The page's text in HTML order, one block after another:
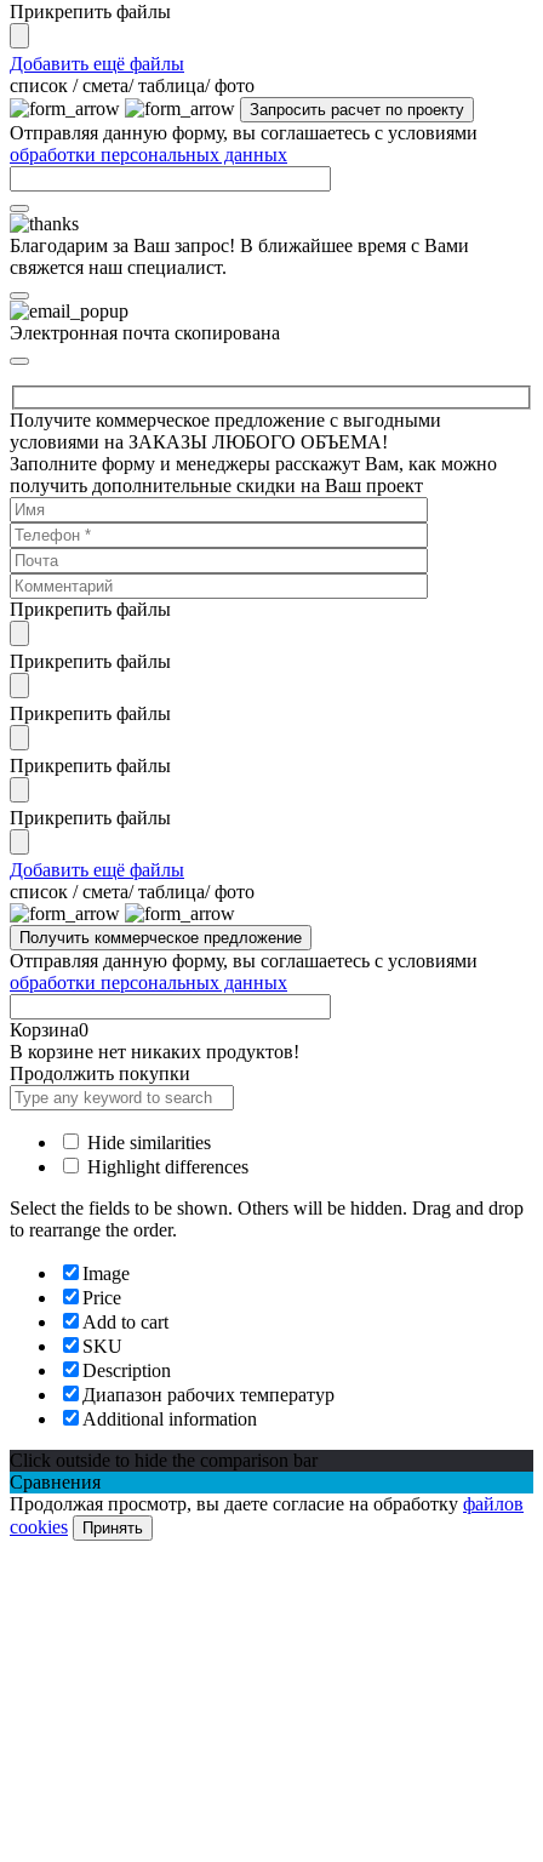
Прикрепить файлы
Добавить ещё файлы
cписок / смета/ таблица/ фото
Отправляя данную форму, вы соглашаетесь с условиями
обработки персональных данных
Благодарим за Ваш запрос! В ближайшее время с Вами
свяжется наш специалист.
Электронная почта скопирована
Получите коммерческое предложение с выгодными
условиями на ЗАКАЗЫ ЛЮБОГО ОБЪЕМА!
Заполните форму и менеджеры расскажут Вам, как можно
получить дополнительные скидки на Ваш проект
Прикрепить файлы
Прикрепить файлы
Прикрепить файлы
Прикрепить файлы
Прикрепить файлы
Добавить ещё файлы
cписок / смета/ таблица/ фото
Отправляя данную форму, вы соглашаетесь с условиями
обработки персональных данных
Корзина0
В корзине нет никаких продуктов!
Продолжить покупки
Hide similarities
Highlight differences
Select the fields to be shown. Others will be hidden. Drag and drop
to rearrange the order.
Image
Price
Add to cart
SKU
Description
Диапазон рабочих температур
Additional information
Click outside to hide the comparison bar
Сравнения
Продолжая просмотр, вы даете согласие на обработку файлов
cookies
Принять